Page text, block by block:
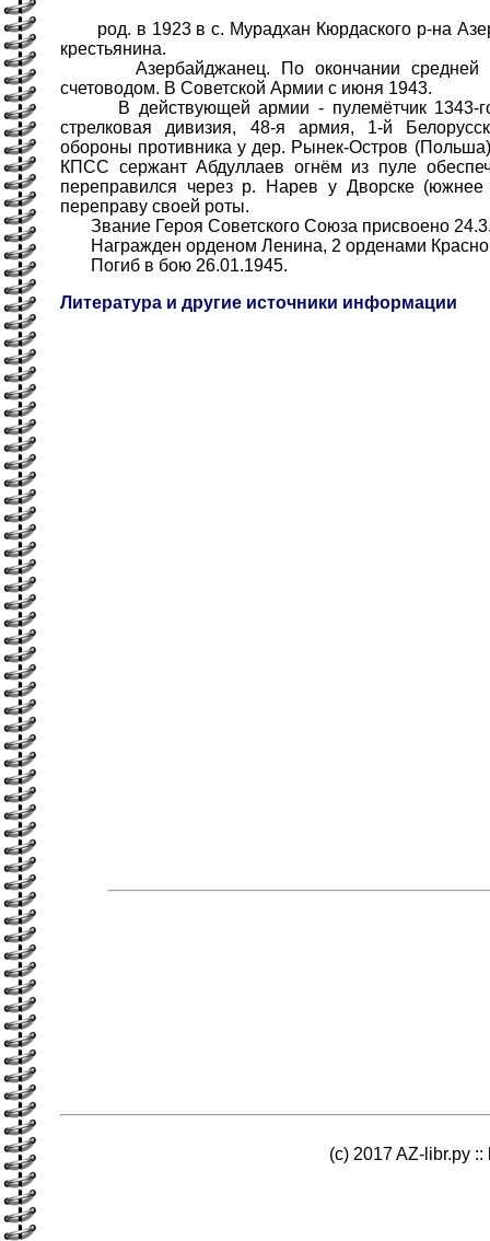
род. в 1923 в с. Мурадхан Кюрдаского р-на
крестьянина.
Азербайджанец. По окончании средней
счетоводом. В Советской Армии с июня 1943.
В действующей армии - пулемётчик 1343-го
стрелковая дивизия, 48-я армия, 1-й
обороны противника у дер. Рынек-Остров
КПСС сержант Абдуллаев огнём из пуле
переправился через р. Нарев у Дворске
переправу своей роты.
Звание Героя Советского Союза присвоено
Награжден орденом Ленина, 2 орденами
Погиб в бою 26.01.1945.
Литература и другие источники информации
(c) 2017 AZ-libr.ру ::